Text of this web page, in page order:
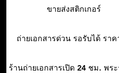
ขายส่งสติกเกอร์
ถ่ายเอกสารด่วน รอรับได้ ราค
ร้านถ่ายเอกสารเปิด 24 ชม. พร